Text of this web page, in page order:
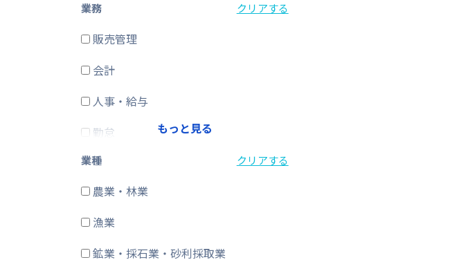
業務 クリアする
販売管理
会計
人事・給与
勤怠
経費精算
CRM・SFA
ERP
在庫購買
もっと見る
業種 クリアする
農業・林業
漁業
鉱業・採石業・砂利採取業